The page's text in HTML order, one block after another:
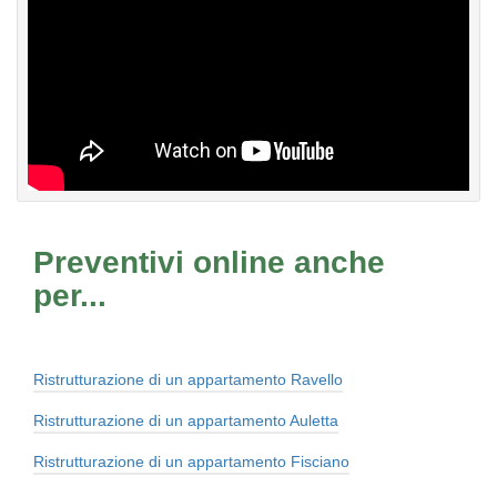
Preventivi online anche
per...
Ristrutturazione di un appartamento Ravello
Ristrutturazione di un appartamento Auletta
Ristrutturazione di un appartamento Fisciano